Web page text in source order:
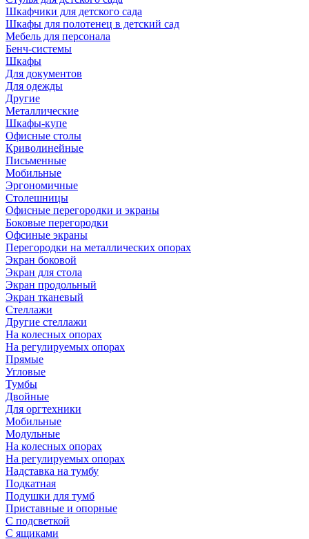
Шкафчики для детского сада
Шкафы для полотенец в детский сад
Мебель для персонала
Бенч-системы
Шкафы
Для документов
Для одежды
Другие
Металлические
Шкафы-купе
Офисные столы
Криволинейные
Письменные
Мобильные
Эргономичные
Столешницы
Офисные перегородки и экраны
Боковые перегородки
Офсиные экраны
Перегородки на металлических опорах
Экран боковой
Экран для стола
Экран продольный
Экран тканевый
Стеллажи
Другие стеллажи
На колесных опорах
На регулируемых опорах
Прямые
Угловые
Тумбы
Двойные
Для оргтехники
Мобильные
Модульные
На колесных опорах
На регулируемых опорах
Надставка на тумбу
Подкатная
Подушки для тумб
Приставные и опорные
С подсветкой
С ящиками